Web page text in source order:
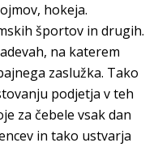
hokeja.
športov in drugih.
na katerem
zaslužka. Tako
podjetja v teh
za čebele vsak dan
in tako ustvarja